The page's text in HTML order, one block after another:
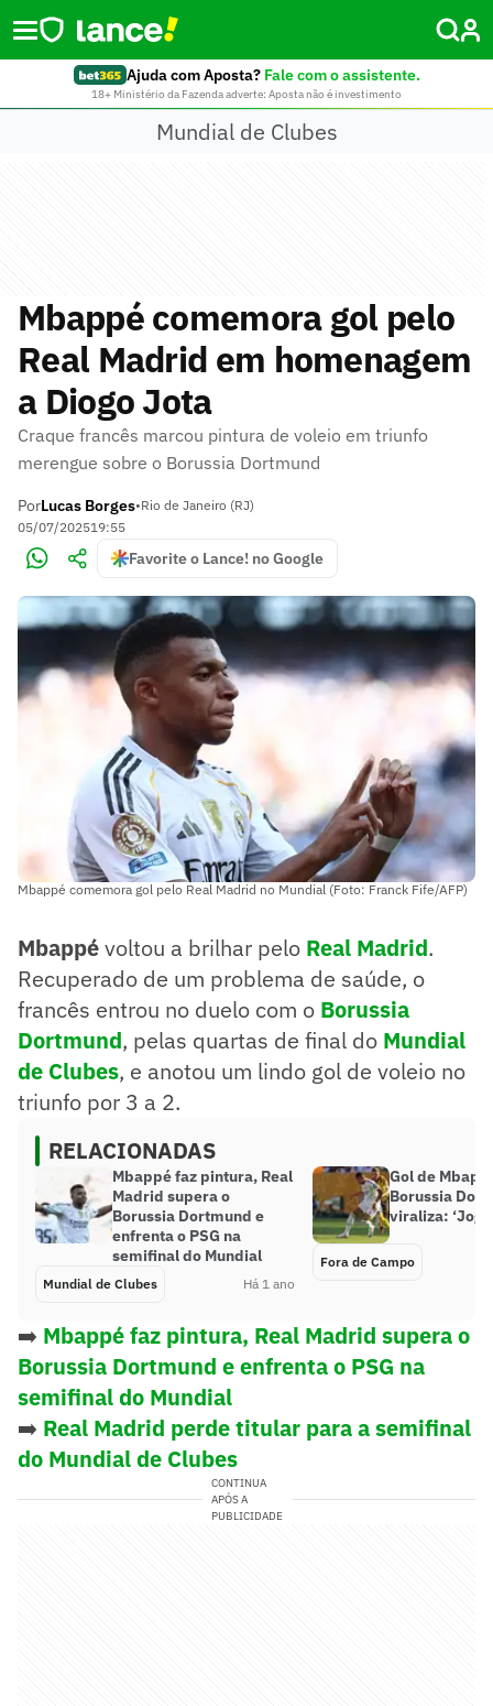
Ajuda com Aposta? Fale com o assistente.
18+ Ministério da Fazenda adverte: Aposta não é investimento
Mundial de Clubes
Mbappé comemora gol pelo
Real Madrid em homenagem
a Diogo Jota
Craque francês marcou pintura de voleio em triunfo
merengue sobre o Borussia Dortmund
PorLucas Borges•Rio de Janeiro (RJ)
05/07/202519:55
Favorite o Lance! no Google
Mbappé comemora gol pelo Real Madrid no Mundial (Foto: Franck Fife/AFP)
Mbappévoltou a brilhar pelo Real Madrid.
Recuperado de um problema de saúde, o
francês entrou no duelo com o Borussia
Dortmund, pelas quartas de final do Mundial
de Clubes, e anotou um lindo gol de voleio no
triunfo por 3 a 2.
RELACIONADAS
Mbappé faz pintura, Real
Madrid supera o
Borussia Dortmund e
enfrenta o PSG na
semifinal do Mundial
Mundial de Clubes Há 1 ano
Gol de
Borussia
viraliza:
Fora de Campo
➡️ Mbappé faz pintura, Real Madrid supera o
Borussia Dortmund e enfrenta o PSG na
semifinal do Mundial
➡️ Real Madrid perde titular para a semifinal
do Mundial de Clubes
CONTINUA
APÓS A
PUBLICIDADE